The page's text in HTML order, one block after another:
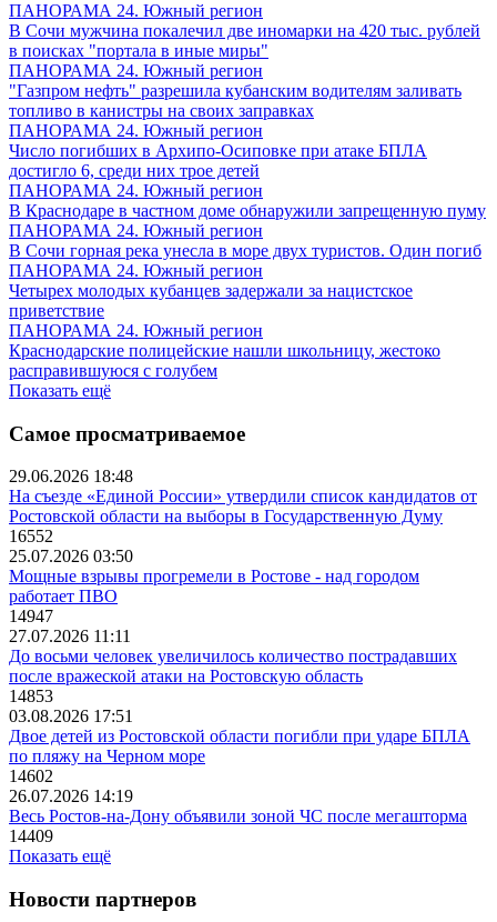
ПАНОРАМА 24. Южный регион
В Сочи мужчина покалечил две иномарки на 420 тыс. рублей
в поисках "портала в иные миры"
ПАНОРАМА 24. Южный регион
"Газпром нефть" разрешила кубанским водителям заливать
топливо в канистры на своих заправках
ПАНОРАМА 24. Южный регион
Число погибших в Архипо-Осиповке при атаке БПЛА
достигло 6, среди них трое детей
ПАНОРАМА 24. Южный регион
В Краснодаре в частном доме обнаружили запрещенную пуму
ПАНОРАМА 24. Южный регион
В Сочи горная река унесла в море двух туристов. Один погиб
ПАНОРАМА 24. Южный регион
Четырех молодых кубанцев задержали за нацистское
приветствие
ПАНОРАМА 24. Южный регион
Краснодарские полицейские нашли школьницу, жестоко
расправившуюся с голубем
Показать ещё
Самое просматриваемое
29.06.2026 18:48
На съезде «Единой России» утвердили список кандидатов от
Ростовской области на выборы в Государственную Думу
16552
25.07.2026 03:50
Мощные взрывы прогремели в Ростове - над городом
работает ПВО
14947
27.07.2026 11:11
До восьми человек увеличилось количество пострадавших
после вражеской атаки на Ростовскую область
14853
03.08.2026 17:51
Двое детей из Ростовской области погибли при ударе БПЛА
по пляжу на Черном море
14602
26.07.2026 14:19
Весь Ростов-на-Дону объявили зоной ЧС после мегашторма
14409
Показать ещё
Новости партнеров